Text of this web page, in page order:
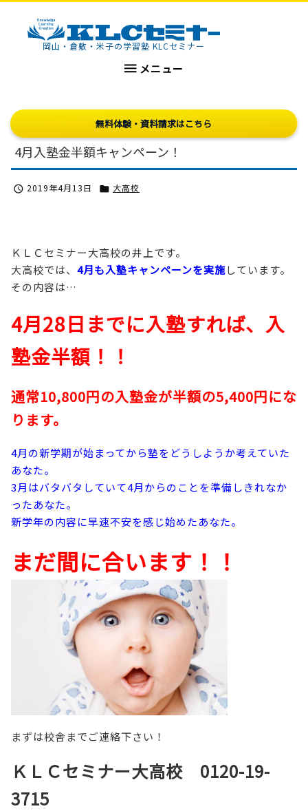
KLCセミナー岡山・倉敷・米子の学習塾 KLCセミナー
 メニュー
無料体験・資料請求はこちら
4月入塾金半額キャンペーン！
 2019年4月13日  大高校
ＫＬＣセミナー大高校の井上です。
大高校では、 4月も入塾キャンペーンを実施しています。
その内容は…
4月28日までに入塾すれば、入
塾金半額！！
通常10,800円の入塾金が半額の5,400円にな
ります。
4月の新学期が始まってから塾をどうしようか考えていた
あなた。
3月はバタバタしていて4月からのことを準備しきれなか
ったあなた。
新学年の内容に早速不安を感じ始めたあなた。
まだ間に合います！！
まずは校舎までご連絡下さい！
ＫＬＣセミナー大高校 0120-19-
3715